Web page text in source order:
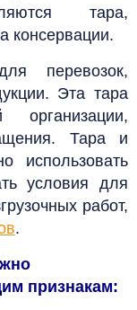
тара,
консервации.
перевозок,
Эта тара
Тара и
использовать
условия для
работ,
.
признакам: